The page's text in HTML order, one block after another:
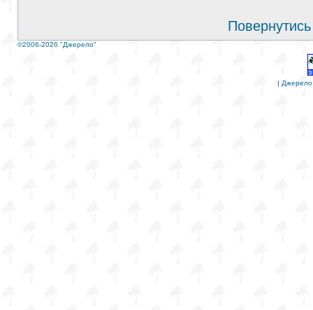
Повернутись
©2006-2026 "Джерело"
| Джерело